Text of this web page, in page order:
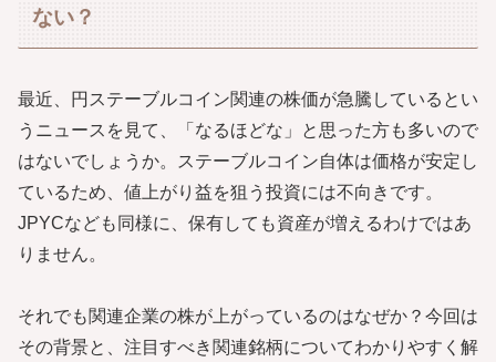
ない？
最近、円ステーブルコイン関連の株価が急騰しているとい
うニュースを見て、「なるほどな」と思った方も多いので
はないでしょうか。ステーブルコイン自体は価格が安定し
ているため、値上がり益を狙う投資には不向きです。
JPYCなども同様に、保有しても資産が増えるわけではあ
りません。
それでも関連企業の株が上がっているのはなぜか？今回は
その背景と、注目すべき関連銘柄についてわかりやすく解